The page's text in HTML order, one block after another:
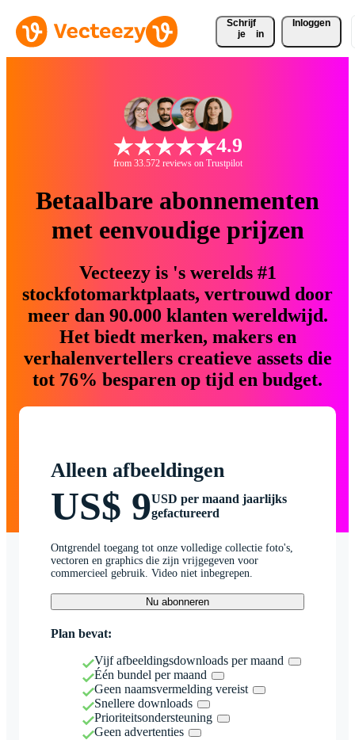
Schrijf
je
in
Inloggen
4.9
from 33.572 reviews on Trustpilot
Betaalbare abonnementen
met eenvoudige prijzen
Vecteezy is 's werelds #1
stockfotomarktplaats, vertrouwd door
meer dan 90.000 klanten wereldwijd.
Het biedt merken, makers en
verhalenvertellers creatieve assets die
tot 76% besparen op tijd en budget.
Alleen afbeeldingen
US$ 9USD per maand jaarlijks
gefactureerd
Ontgrendel toegang tot onze volledige collectie foto's,
vectoren en graphics die zijn vrijgegeven voor
commercieel gebruik. Video niet inbegrepen.
Nu abonneren
Plan bevat:
Vijf afbeeldingsdownloads per maand
Één bundel per maand
Geen naamsvermelding vereist
Snellere downloads
Prioriteitsondersteuning
Geen advertenties